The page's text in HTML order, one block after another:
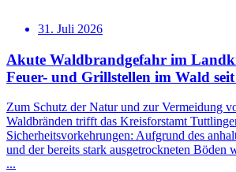
31. Juli 2026
Akute Waldbrandgefahr im
Feuer- und Grillstellen im Wald
Zum Schutz der Natur und zur Vermeidung
Waldbränden trifft das Kreisforstamt
Sicherheitsvorkehrungen: Aufgrund des
und der bereits stark ausgetrockneten Böden
...